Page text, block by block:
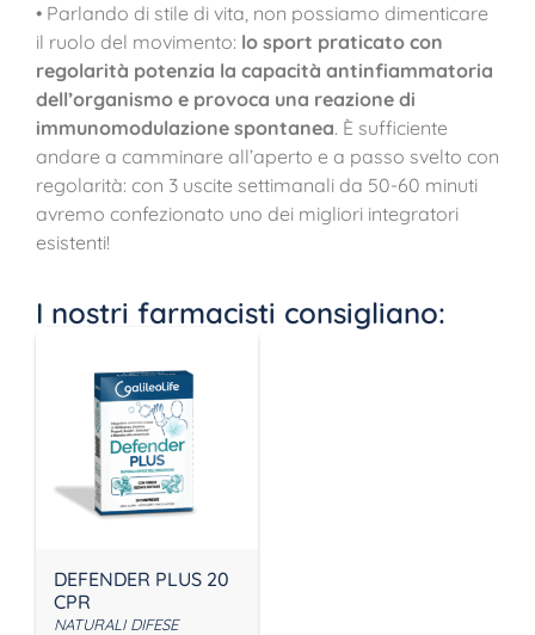
• Parlando di stile di vita, non possiamo dimenticare
il ruolo del movimento: lo sport praticato con
regolarità potenzia la capacità antinfiammatoria
dell’organismo e provoca una reazione di
immunomodulazione spontanea. È sufficiente
andare a camminare all’aperto e a passo svelto con
regolarità: con 3 uscite settimanali da 50-60 minuti
avremo confezionato uno dei migliori integratori
esistenti!
I nostri farmacisti consigliano:
DEFENDER PLUS 20
CPR
NATURALI DIFESE